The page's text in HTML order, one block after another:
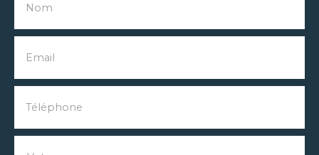
Nom
Email
Téléphone